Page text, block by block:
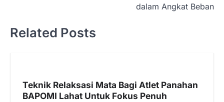
a
dalam Angkat Beban
Related Posts
Teknik Relaksasi Mata Bagi Atlet Panahan
BAPOMI Lahat Untuk Fokus Penuh